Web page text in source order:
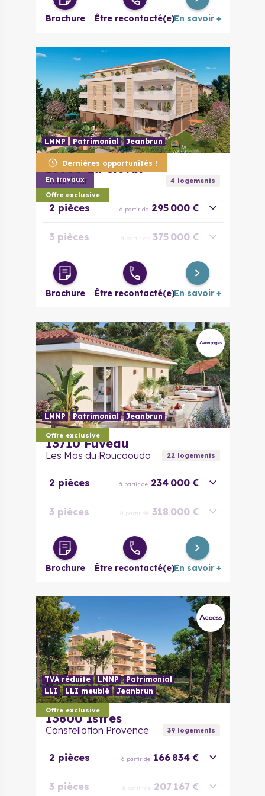
Brochure Être recontacté(e)En savoir +
Dernières opportunités !
En travaux
Offre exclusive
LMNP Patrimonial Jeanbrun
13600 La Ciotat
Baïa Azur 4 logements
2 pièces à partir de 295 000 €
3 pièces à partir de 375 000 €
4 pièces à partir de 700 000 €
Brochure Être recontacté(e)En savoir +
Offre exclusive
LMNP Patrimonial Jeanbrun
13710 Fuveau
Les Mas du Roucaoudo 22logements
2 pièces à partir de 234 000 €
3 pièces à partir de 318 000 €
4 pièces à partir de 665 000 €
Brochure Être recontacté(e)En savoir +
Offre exclusive
TVA réduite LMNP
Patrimonial
LLI
LLI meublé Jeanbrun
13800 Istres
Constellation Provence 39logements
2 pièces à partir de 166 834 €
3 pièces à partir de 207 167 €